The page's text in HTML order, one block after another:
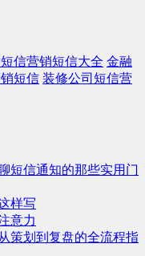
信营销短信大全 金融
短信 装修公司短信营
短信通知的那些实用门
样写
意力
策划到复盘的全流程指